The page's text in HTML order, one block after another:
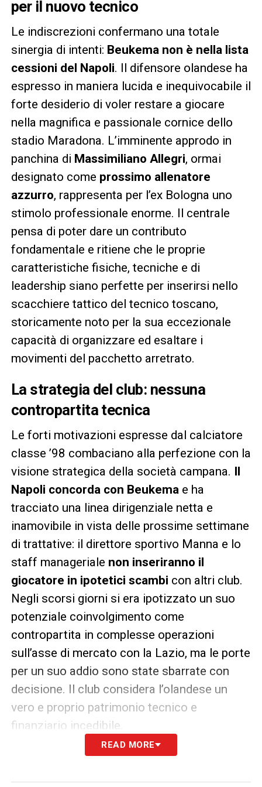
per il nuovo tecnico
Le indiscrezioni confermano una totale
sinergia di intenti: Beukema non è nella lista
cessioni del Napoli. Il difensore olandese ha
espresso in maniera lucida e inequivocabile il
forte desiderio di voler restare a giocare
nella magnifica e passionale cornice dello
stadio Maradona. L’imminente approdo in
panchina di Massimiliano Allegri, ormai
designato come prossimo allenatore
azzurro, rappresenta per l’ex Bologna uno
stimolo professionale enorme. Il centrale
pensa di poter dare un contributo
fondamentale e ritiene che le proprie
caratteristiche fisiche, tecniche e di
leadership siano perfette per inserirsi nello
scacchiere tattico del tecnico toscano,
storicamente noto per la sua eccezionale
capacità di organizzare ed esaltare i
movimenti del pacchetto arretrato.
La strategia del club: nessuna
contropartita tecnica
Le forti motivazioni espresse dal calciatore
classe ’98 combaciano alla perfezione con la
visione strategica della società campana. Il
Napoli concorda con Beukema e ha
tracciato una linea dirigenziale netta e
inamovibile in vista delle prossime settimane
di trattative: il direttore sportivo Manna e lo
staff manageriale non inseriranno il
giocatore in ipotetici scambi con altri club.
Negli scorsi giorni si era ipotizzato un suo
potenziale coinvolgimento come
contropartita in complesse operazioni
sull’asse di mercato con la Lazio, ma le porte
per un suo addio sono state sbarrate con
decisione. Il club considera l’olandese un
vero e proprio patrimonio tecnico e
finanziario incedibile.
Verso il ritiro estivo: il momento
READ MORE